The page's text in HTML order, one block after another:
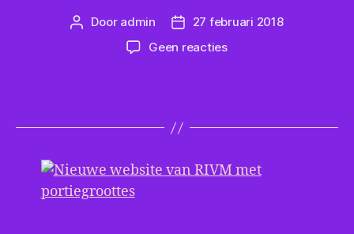
Berichtauteur
Door admin Berichtdatum
27 februari 2018
Geen reactiesop